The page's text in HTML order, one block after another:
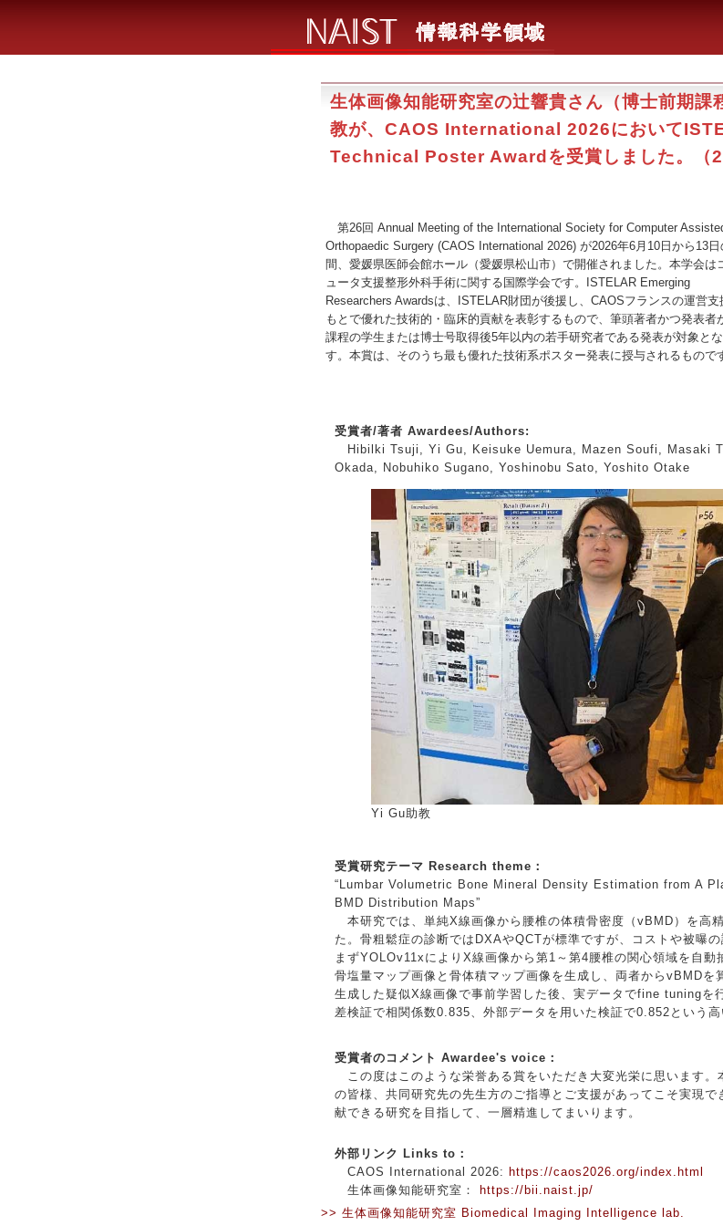
生体画像知能研究室の辻響貴さん（博士前期課
教が、CAOS International 2026において
Technical Poster Awardを受賞しました。（
第26回 Annual Meeting of the International Society for Computer
Orthopaedic Surgery (CAOS International 2026) が2026年6月10日から13日
間、愛媛県医師会館ホール（愛媛県松山市）で開催されました。本学会は
ュータ支援整形外科手術に関する国際学会です。ISTELAR Emerging
Researchers Awardsは、ISTELAR財団が後援し、CAOSフランスの運営支
もとで優れた技術的・臨床的貢献を表彰するもので、筆頭著者かつ発表者
課程の学生または博士号取得後5年以内の若手研究者である発表が対象とな
す。本賞は、そのうち最も優れた技術系ポスター発表に授与されるもので
受賞者/著者 Awardees/Authors:
Hibilki Tsuji, Yi Gu, Keisuke Uemura, Mazen Soufi, Masaki
Okada, Nobuhiko Sugano, Yoshinobu Sato, Yoshito Otake
Yi Gu助教
受賞研究テーマ Research theme：
“Lumbar Volumetric Bone Mineral Density Estimation from A
BMD Distribution Maps”
本研究では、単純X線画像から腰椎の体積骨密度（vBMD）を高
た。骨粗鬆症の診断ではDXAやQCTが標準ですが、コストや被曝の
まずYOLOv11xによりX線画像から第1～第4腰椎の関心領域を自動
骨塩量マップ画像と骨体積マップ画像を生成し、両者からvBMDを
生成した疑似X線画像で事前学習した後、実データでfine tuningを
差検証で相関係数0.835、外部データを用いた検証で0.852という
受賞者のコメント Awardee's voice：
この度はこのような栄誉ある賞をいただき大変光栄に思います。
の皆様、共同研究先の先生方のご指導とご支援があってこそ実現
献できる研究を目指して、一層精進してまいります。
外部リンク Links to：
CAOS International 2026: https://caos2026.org/index.html
生体画像知能研究室：
https://bii.naist.jp/
>> 生体画像知能研究室 Biomedical Imaging Intelligence lab.